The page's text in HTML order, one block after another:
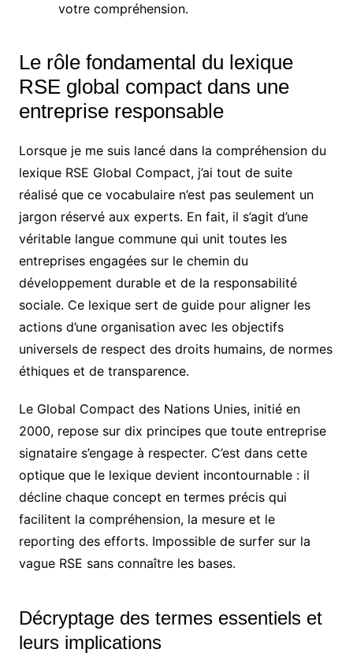
votre compréhension.
Le rôle fondamental du lexique
RSE global compact dans une
entreprise responsable
Lorsque je me suis lancé dans la compréhension du
lexique RSE Global Compact, j’ai tout de suite
réalisé que ce vocabulaire n’est pas seulement un
jargon réservé aux experts. En fait, il s’agit d’une
véritable langue commune qui unit toutes les
entreprises engagées sur le chemin du
développement durable et de la responsabilité
sociale. Ce lexique sert de guide pour aligner les
actions d’une organisation avec les objectifs
universels de respect des droits humains, de normes
éthiques et de transparence.
Le Global Compact des Nations Unies, initié en
2000, repose sur dix principes que toute entreprise
signataire s’engage à respecter. C’est dans cette
optique que le lexique devient incontournable : il
décline chaque concept en termes précis qui
facilitent la compréhension, la mesure et le
reporting des efforts. Impossible de surfer sur la
vague RSE sans connaître les bases.
Décryptage des termes essentiels et
leurs implications